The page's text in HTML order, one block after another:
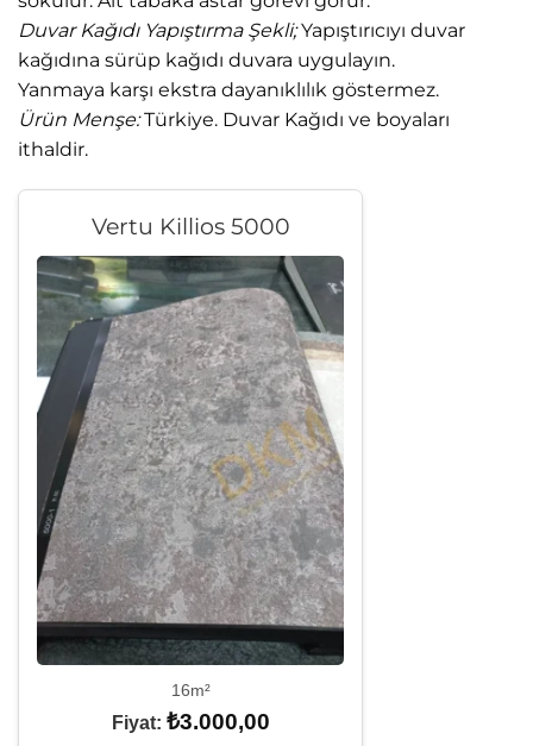
Duvar Kağıdı Yapıştırma Şekli;Yapıştırıcıyı duvar
kağıdına sürüp kağıdı duvara uygulayın.
Yanmaya karşı ekstra dayanıklılık göstermez.
Ürün Menşe:Türkiye. Duvar Kağıdı ve boyaları
ithaldir.
Vertu Killios 5000
16m²
Fiyat: ₺3.000,00